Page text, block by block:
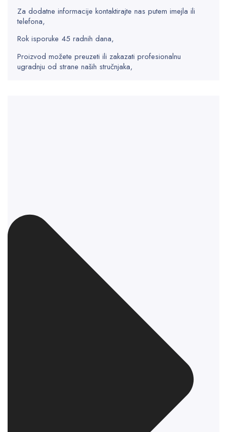
Za dodatne informacije kontaktirajte nas putem imejla ili
telefona,
Rok isporuke 45 radnih dana,
Proizvod možete preuzeti ili zakazati profesionalnu
ugradnju od strane naših stručnjaka,